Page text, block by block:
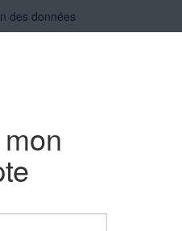
des données